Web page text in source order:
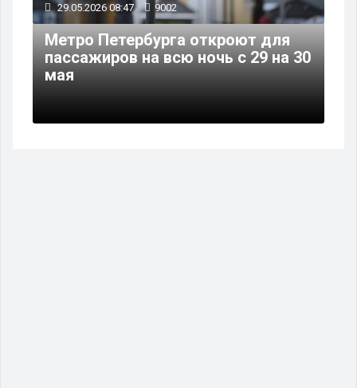
29.05.2026 08:47 9002
Метро Петербурга откроют для
пассажиров на всю ночь с 29 на 30
мая